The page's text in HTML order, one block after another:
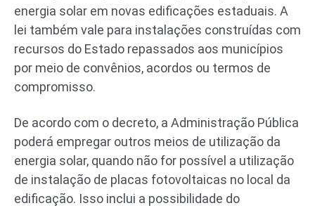
energia solar em novas edificações estaduais. A
lei também vale para instalações construídas com
recursos do Estado repassados aos municípios
por meio de convênios, acordos ou termos de
compromisso.
De acordo com o decreto, a Administração Pública
poderá empregar outros meios de utilização da
energia solar, quando não for possível a utilização
de instalação de placas fotovoltaicas no local da
edificação. Isso inclui a possibilidade do